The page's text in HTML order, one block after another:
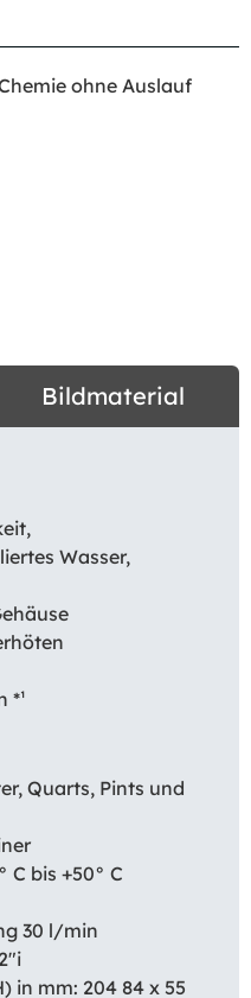
ohne Auslauf
Bildmaterial
Wasser,
*¹
Quarts, Pints und
C bis +50° C
30 l/min
in mm: 204 84 x 55